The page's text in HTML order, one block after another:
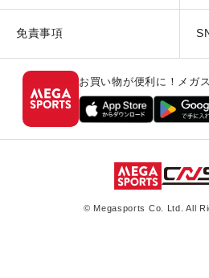
免責事項
お買い物が便利に！メガ
© Megasports Co. Ltd. All